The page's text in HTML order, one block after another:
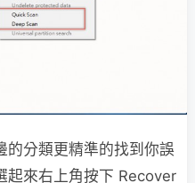
的分類更精準的找到你誤
起來右上角按下 Recover